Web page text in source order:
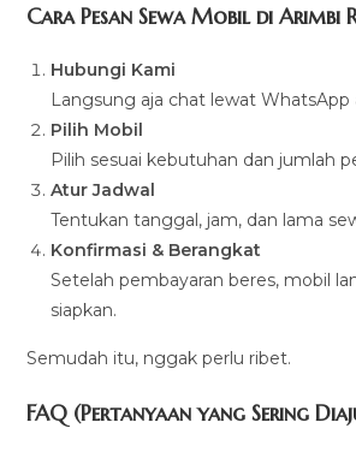
Cara Pesan Sewa Mobil di Arimbi
Hubungi Kami
Langsung aja chat lewat WhatsApp
Pilih Mobil
Pilih sesuai kebutuhan dan jumlah
Atur Jadwal
Tentukan tanggal, jam, dan lama
Konfirmasi & Berangkat
Setelah pembayaran beres, mobil
siapkan.
Semudah itu, nggak perlu ribet.
FAQ (Pertanyaan yang Sering